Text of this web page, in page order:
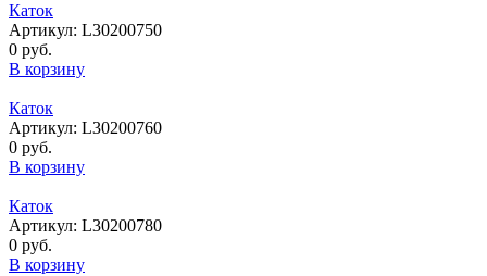
Каток
Артикул: L30200750
0 руб.
В корзину
Каток
Артикул: L30200760
0 руб.
В корзину
Каток
Артикул: L30200780
0 руб.
В корзину